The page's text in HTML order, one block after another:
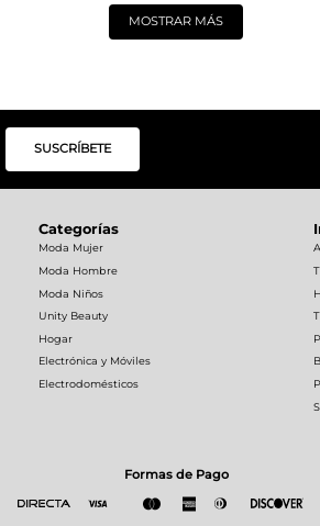
MOSTRAR MÁS
SUSCRÍBETE
Categorías
Moda Mujer
Moda Hombre
Moda Niños
Unity Beauty
Hogar
Electrónica y Móviles
Electrodomésticos
Formas de Pago